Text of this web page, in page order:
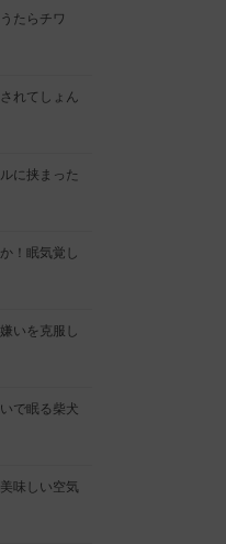
たらチワ
れてしょん
に挟まった
！眠気覚し
いを克服し
で眠る柴犬
味しい空気